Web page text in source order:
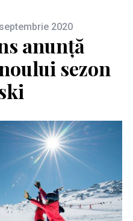
2020
anunță
sezon